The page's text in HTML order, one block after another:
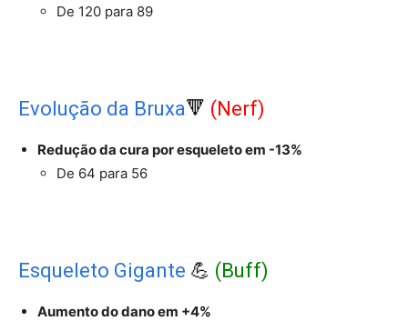
De 120 para 89
Evolução da Bruxa🔻 (Nerf)
Redução da cura por esqueleto em -13%
De 64 para 56
Esqueleto Gigante 💪 (Buff)
Aumento do dano em +4%